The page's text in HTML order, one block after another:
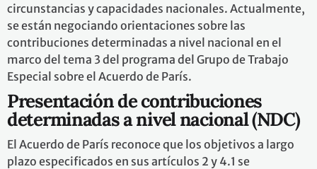
circunstancias y capacidades nacionales. Actualmente,
se están negociando orientaciones sobre las
contribuciones determinadas a nivel nacional en el
marco del tema 3 del programa del Grupo de Trabajo
Especial sobre el Acuerdo de París.
Presentación de contribuciones
determinadas a nivel nacional (NDC)
El Acuerdo de París reconoce que los objetivos a largo
plazo especificados en sus artículos 2 y 4.1 se